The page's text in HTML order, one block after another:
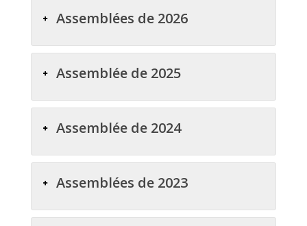
Assemblées de 2026
Assemblée de 2025
Assemblée de 2024
Assemblées de 2023